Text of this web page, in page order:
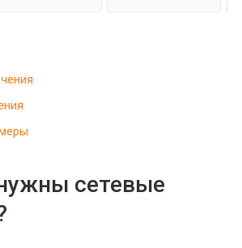
сетевые